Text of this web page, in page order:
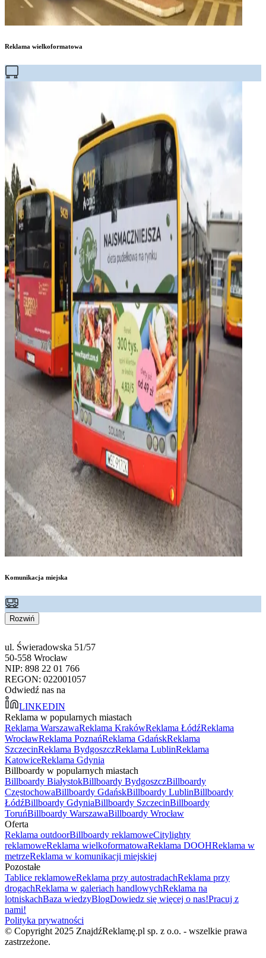
Reklama wielkoformatowa
Komunikacja miejska
Rozwiń
ul. Świeradowska 51/57
50-558 Wrocław
NIP: 898 22 01 766
REGON: 022001057
Odwiedź nas na
LINKEDIN
Reklama w popularnych miastach
Reklama WarszawaReklama KrakówReklama ŁódźReklama
WrocławReklama PoznańReklama GdańskReklama
SzczecinReklama BydgoszczReklama LublinReklama
KatowiceReklama Gdynia
Billboardy w popularnych miastach
Billboardy BiałystokBillboardy BydgoszczBillboardy
CzęstochowaBillboardy GdańskBillboardy LublinBillboardy
ŁódźBillboardy GdyniaBillboardy SzczecinBillboardy
ToruńBillboardy WarszawaBillboardy Wrocław
Oferta
Reklama outdoorBillboardy reklamoweCitylighty
reklamoweReklama wielkoformatowaReklama DOOHReklama w
metrzeReklama w komunikacji miejskiej
Pozostałe
Tablice reklamoweReklama przy autostradachReklama przy
drogachReklama w galeriach handlowychReklama na
lotniskachBaza wiedzyBlogDowiedz się więcej o nas!Pracuj z
nami!
Polityka prywatności
© Copyright 2025 ZnajdźReklamę.pl sp. z o.o. - wszelkie prawa
zastrzeżone.